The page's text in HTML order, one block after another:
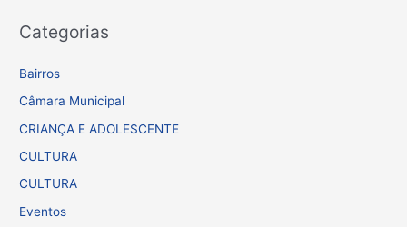
Categorias
Bairros
Câmara Municipal
CRIANÇA E ADOLESCENTE
CULTURA
CULTURA
Eventos